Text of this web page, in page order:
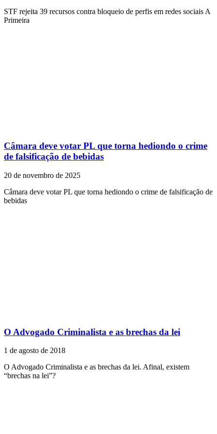
STF rejeita 39 recursos contra bloqueio de perfis em redes sociais A
Primeira
Câmara deve votar PL que torna hediondo o crime
de falsificação de bebidas
20 de novembro de 2025
Câmara deve votar PL que torna hediondo o crime de falsificação de
bebidas
O Advogado Criminalista e as brechas da lei
1 de agosto de 2018
O Advogado Criminalista e as brechas da lei. Afinal, existem
“brechas na lei”?